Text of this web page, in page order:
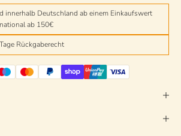
innerhalb Deutschland ab einem Einkaufswert
ab 150€
Rückgaberecht